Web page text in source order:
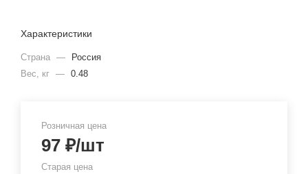
Характеристики
Страна —
Россия
Вес, кг — 0.48
Розничная цена
97 ₽/шт
Старая цена